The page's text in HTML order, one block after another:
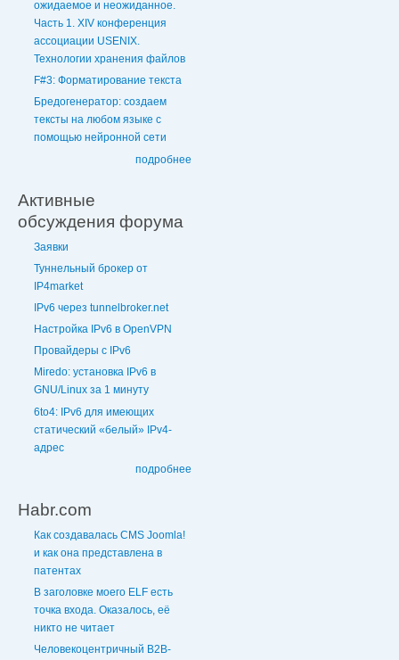
ожидаемое и неожиданное.
Часть 1. XIV конференция
ассоциации USENIX.
Технологии хранения файлов
F#3: Форматирование текста
Бредогенератор: создаем
тексты на любом языке с
помощью нейронной сети
подробнее
Активные
обсуждения форума
Заявки
Туннельный брокер от
IP4market
IPv6 через tunnelbroker.net
Настройка IPv6 в OpenVPN
Провайдеры с IPv6
Miredo: установка IPv6 в
GNU/Linux за 1 минуту
6to4: IPv6 для имеющих
статический «белый» IPv4-
адрес
подробнее
Habr.com
Как создавалась CMS Joomla!
и как она представлена в
патентах
В заголовке моего ELF есть
точка входа. Оказалось, её
никто не читает
Человекоцентричный B2B-